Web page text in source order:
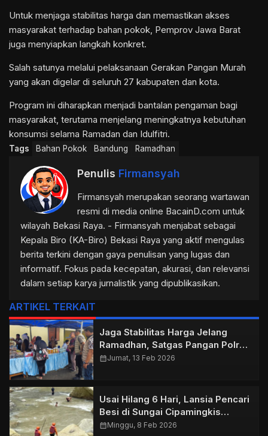
Untuk menjaga stabilitas harga dan memastikan akses
masyarakat terhadap bahan pokok, Pemprov Jawa Barat
juga menyiapkan langkah konkret.
Salah satunya melalui pelaksanaan Gerakan Pangan Murah
yang akan digelar di seluruh 27 kabupaten dan kota.
Program ini diharapkan menjadi bantalan pengaman bagi
masyarakat, terutama menjelang meningkatnya kebutuhan
konsumsi selama Ramadan dan Idulfitri.
Tags Bahan Pokok Bandung Ramadhan
Penulis Firmansyah
Firmansyah merupakan seorang wartawan
resmi di media online BacainD.com untuk
wilayah Bekasi Raya. - Firmansyah menjabat sebagai
Kepala Biro (KA-Biro) Bekasi Raya yang aktif mengulas
berita terkini dengan gaya penulisan yang lugas dan
informatif. Fokus pada kecepatan, akurasi, dan relevansi
dalam setiap karya jurnalistik yang dipublikasikan.
ARTIKEL TERKAIT
Jaga Stabilitas Harga Jelang
Ramadhan, Satgas Pangan Polres
Pasuruan Kawal Gerakan Pangan
calendar_monthJumat, 13 Feb 2026
Usai Hilang 6 Hari, Lansia Pencari
Besi di Sungai Cipamingkis
Ditemukan Meninggal
calendar_monthMinggu, 8 Feb 2026